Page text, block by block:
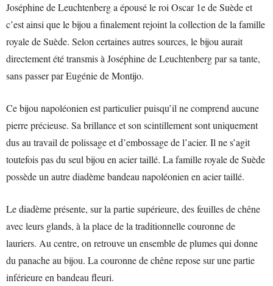
Joséphine de Leuchtenberg a épousé le roi Oscar 1e de Suède et
c’est ainsi que le bijou a finalement rejoint la collection de la famille
royale de Suède. Selon certaines autres sources, le bijou aurait
directement été transmis à Joséphine de Leuchtenberg par sa tante,
sans passer par Eugénie de Montijo.
Ce bijou napoléonien est particulier puisqu’il ne comprend aucune
pierre précieuse. Sa brillance et son scintillement sont uniquement
dus au travail de polissage et d’embossage de l’acier. Il ne s’agit
toutefois pas du seul bijou en acier taillé. La famille royale de Suède
possède un autre diadème bandeau napoléonien en acier taillé.
Le diadème présente, sur la partie supérieure, des feuilles de chêne
avec leurs glands, à la place de la traditionnelle couronne de
lauriers. Au centre, on retrouve un ensemble de plumes qui donne
du panache au bijou. La couronne de chêne repose sur une partie
inférieure en bandeau fleuri.